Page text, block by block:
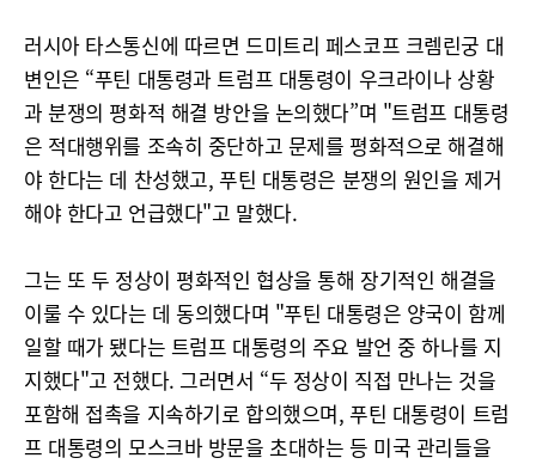
러시아 타스통신에 따르면 드미트리 페스코프 크렘린궁 대
변인은 “푸틴 대통령과 트럼프 대통령이 우크라이나 상황
과 분쟁의 평화적 해결 방안을 논의했다”며 "트럼프 대통령
은 적대행위를 조속히 중단하고 문제를 평화적으로 해결해
야 한다는 데 찬성했고, 푸틴 대통령은 분쟁의 원인을 제거
해야 한다고 언급했다"고 말했다.
그는 또 두 정상이 평화적인 협상을 통해 장기적인 해결을
이룰 수 있다는 데 동의했다며 "푸틴 대통령은 양국이 함께
일할 때가 됐다는 트럼프 대통령의 주요 발언 중 하나를 지
지했다"고 전했다. 그러면서 “두 정상이 직접 만나는 것을
포함해 접촉을 지속하기로 합의했으며, 푸틴 대통령이 트럼
프 대통령의 모스크바 방문을 초대하는 등 미국 관리들을